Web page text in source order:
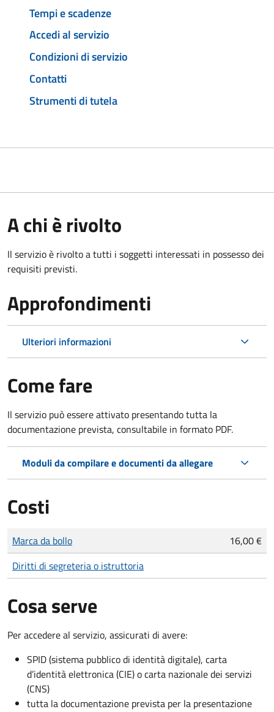
Tempi e scadenze
Accedi al servizio
Condizioni di servizio
Contatti
Strumenti di tutela
A chi è rivolto
Il servizio è rivolto a tutti i soggetti interessati in possesso dei
requisiti previsti.
Approfondimenti
Ulteriori informazioni
Come fare
Il servizio può essere attivato presentando tutta la
documentazione prevista, consultabile in formato PDF.
Moduli da compilare e documenti da allegare
Costi
Tipo di pagamento
Importo
Marca da bollo
16,00 €
Diritti di segreteria o istruttoria
Cosa serve
Per accedere al servizio, assicurati di avere:
SPID (sistema pubblico di identità digitale), carta
d’identità elettronica (CIE) o carta nazionale dei servizi
(CNS)
tutta la documentazione prevista per la presentazione